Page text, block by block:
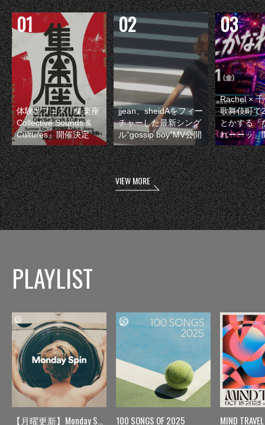
体験型フェス『集楽座
Collective Sounds &
Cultures』開催決定
jjean、sheidAをフィー
チャーした最新シング
ル“gossip boy”MV公開
Rachel ×
歌舞伎町で
とかする『
れーーッ』
VIEW MORE
PLAYLIST
【月曜更新】Monday Spin 100 SONGS OF 2025 MIND TRAVEL